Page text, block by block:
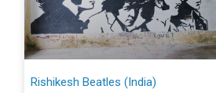
Rishikesh Beatles (India)